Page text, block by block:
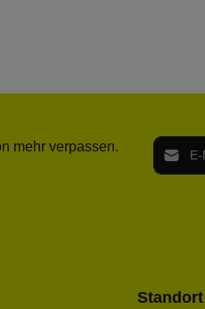
mehr verpassen. E-Mail-
Standort